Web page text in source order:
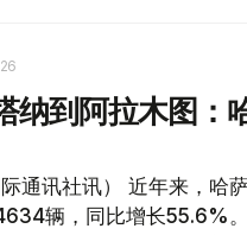
纳到阿拉木图：
际通讯社讯） 近年来，
辆，同比增长55.6%